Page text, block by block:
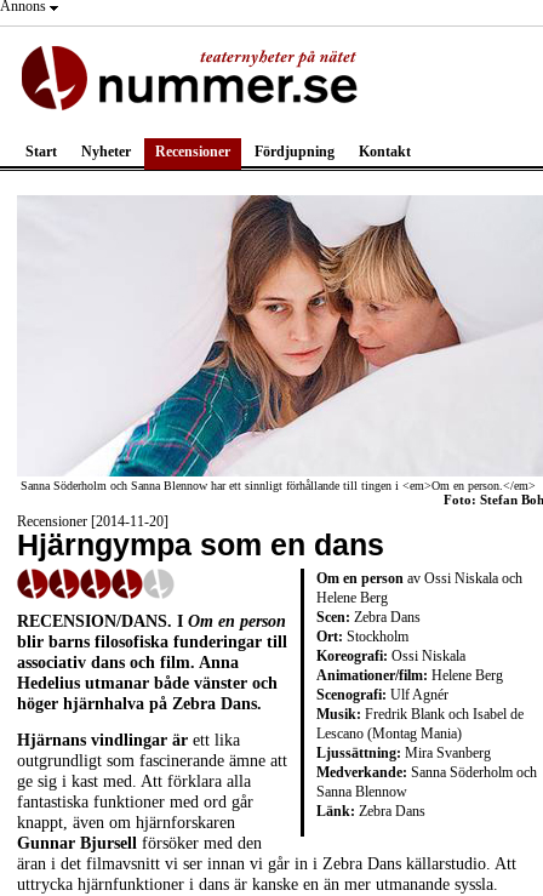
Annons
Start Nyheter Recensioner Fördjupning Kontakt
Sanna Söderholm och Sanna Blennow har ett sinnligt förhållande till tingen i <em>Om en person.</em>
Foto: Stefan
Recensioner [2014-11-20]
Hjärngympa som en dans
Om en person av Ossi Niskala och
Helene Berg
Scen: Zebra Dans
Ort: Stockholm
Koreografi: Ossi Niskala
Animationer/film: Helene Berg
Scenografi: Ulf Agnér
Musik: Fredrik Blank och Isabel de
Lescano (Montag Mania)
Ljussättning: Mira Svanberg
Medverkande: Sanna Söderholm och
Sanna Blennow
Länk: Zebra Dans
RECENSION/DANS. I Om en person
blir barns filosofiska funderingar till
associativ dans och film. Anna
Hedelius utmanar både vänster och
höger hjärnhalva på Zebra Dans.
Hjärnans vindlingar är ett lika
outgrundligt som fascinerande ämne att
ge sig i kast med. Att förklara alla
fantastiska funktioner med ord går
knappt, även om hjärnforskaren
Gunnar Bjursell försöker med den
äran i det filmavsnitt vi ser innan vi går in i Zebra Dans källarstudio. Att
uttrycka hjärnfunktioner i dans är kanske en än mer utmanande syssla.